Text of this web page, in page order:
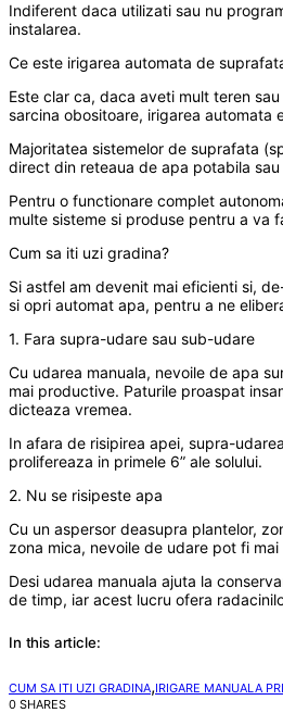
Indiferent daca utilizati sau nu
instalarea.
Ce este irigarea automata de
Este clar ca, daca aveti mult teren
sarcina obositoare, irigarea automata
Majoritatea sistemelor de suprafata
direct din reteaua de apa potabila
Pentru o functionare complet
multe sisteme si produse pentru a va
Cum sa iti uzi gradina?
Si astfel am devenit mai eficienti si,
si opri automat apa, pentru a ne
1. Fara supra-udare sau sub-udare
Cu udarea manuala, nevoile de apa
mai productive. Paturile proaspat
dicteaza vremea.
In afara de risipirea apei, supra-
prolifereaza in primele 6” ale solului.
2. Nu se risipeste apa
Cu un aspersor deasupra plantelor,
zona mica, nevoile de udare pot fi
Desi udarea manuala ajuta la
de timp, iar acest lucru ofera
In this article:
CUM SA ITI UZI GRADINA,IRIGARE MANUALA
0 SHARES